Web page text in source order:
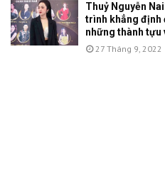
Thuỷ Nguyễn
trình khẳng định
những thành tựu
27 Tháng 9, 2022